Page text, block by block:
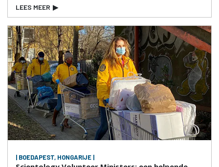
LEES MEER ▶
| BOEDAPEST, HONGARIJE |